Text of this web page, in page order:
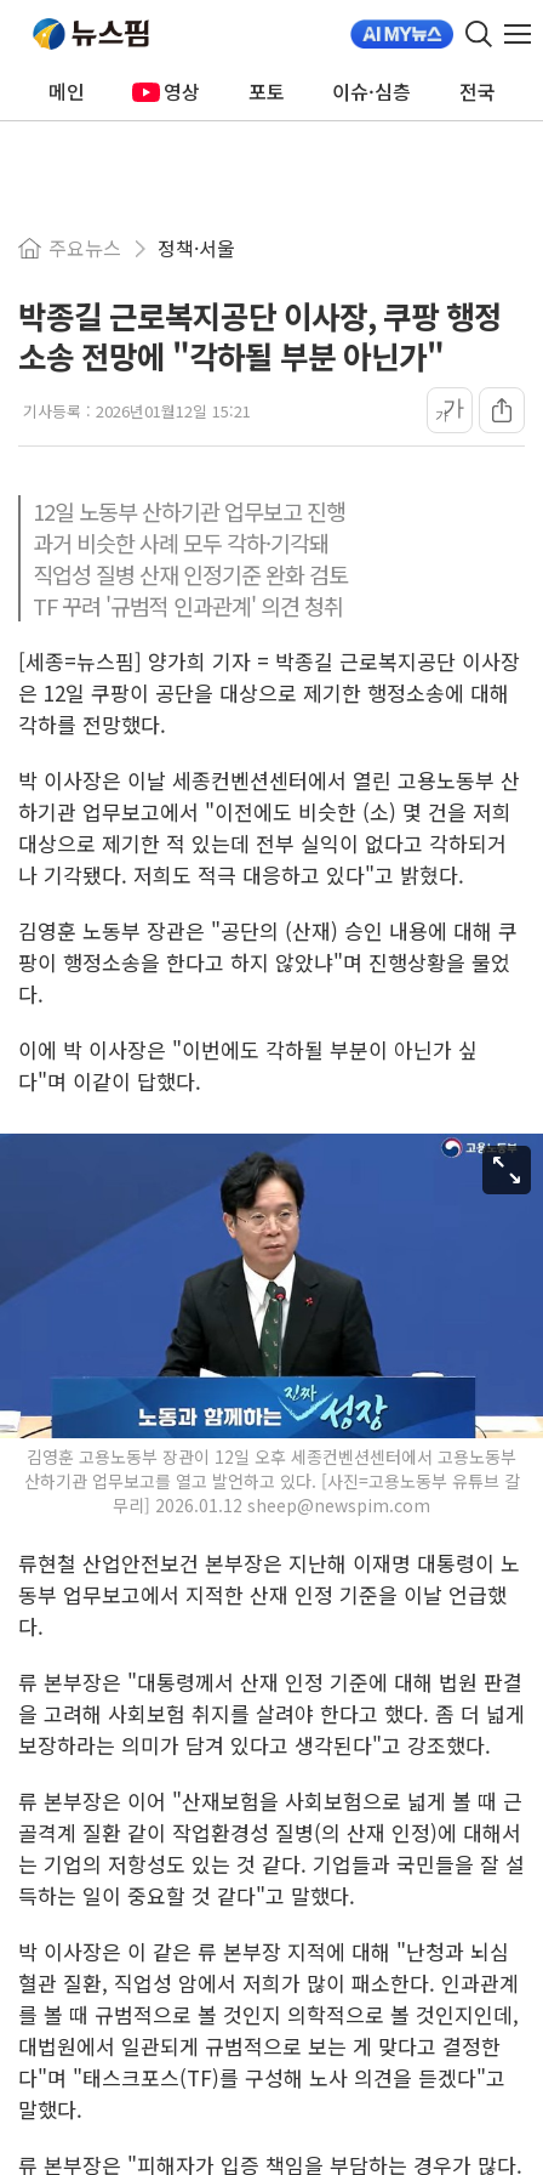
메인 영상 포토 이슈·심층 전국
주요뉴스 정책·서울
박종길 근로복지공단 이사장, 쿠팡 행정
소송 전망에 "각하될 부분 아닌가"
기사등록 : 2026년01월12일 15:21 가가
12일 노동부 산하기관 업무보고 진행
과거 비슷한 사례 모두 각하·기각돼
직업성 질병 산재 인정기준 완화 검토
TF 꾸려 '규범적 인과관계' 의견 청취
[세종=뉴스핌] 양가희 기자 = 박종길 근로복지공단 이사장
은 12일 쿠팡이 공단을 대상으로 제기한 행정소송에 대해
각하를 전망했다.
박 이사장은 이날 세종컨벤션센터에서 열린 고용노동부 산
하기관 업무보고에서 "이전에도 비슷한 (소) 몇 건을 저희
대상으로 제기한 적 있는데 전부 실익이 없다고 각하되거
나 기각됐다. 저희도 적극 대응하고 있다"고 밝혔다.
김영훈 노동부 장관은 "공단의 (산재) 승인 내용에 대해 쿠
팡이 행정소송을 한다고 하지 않았냐"며 진행상황을 물었
다.
이에 박 이사장은 "이번에도 각하될 부분이 아닌가 싶
다"며 이같이 답했다.
김영훈 고용노동부 장관이 12일 오후 세종컨벤션센터에서 고용노동부
산하기관 업무보고를 열고 발언하고 있다. [사진=고용노동부 유튜브 갈
무리] 2026.01.12 sheep@newspim.com
류현철 산업안전보건 본부장은 지난해 이재명 대통령이 노
동부 업무보고에서 지적한 산재 인정 기준을 이날 언급했
다.
류 본부장은 "대통령께서 산재 인정 기준에 대해 법원 판결
을 고려해 사회보험 취지를 살려야 한다고 했다. 좀 더 넓게
보장하라는 의미가 담겨 있다고 생각된다"고 강조했다.
류 본부장은 이어 "산재보험을 사회보험으로 넓게 볼 때 근
골격계 질환 같이 작업환경성 질병(의 산재 인정)에 대해서
는 기업의 저항성도 있는 것 같다. 기업들과 국민들을 잘 설
득하는 일이 중요할 것 같다"고 말했다.
박 이사장은 이 같은 류 본부장 지적에 대해 "난청과 뇌심
혈관 질환, 직업성 암에서 저희가 많이 패소한다. 인과관계
를 볼 때 규범적으로 볼 것인지 의학적으로 볼 것인지인데,
대법원에서 일관되게 규범적으로 보는 게 맞다고 결정한
다"며 "태스크포스(TF)를 구성해 노사 의견을 듣겠다"고
말했다.
류 본부장은 "피해자가 입증 책임을 부담하는 경우가 많다.